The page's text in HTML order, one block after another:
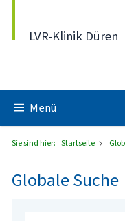
LVR-Klinik Düren
Menü
Sie sind hier: Startseite
Globale Suche